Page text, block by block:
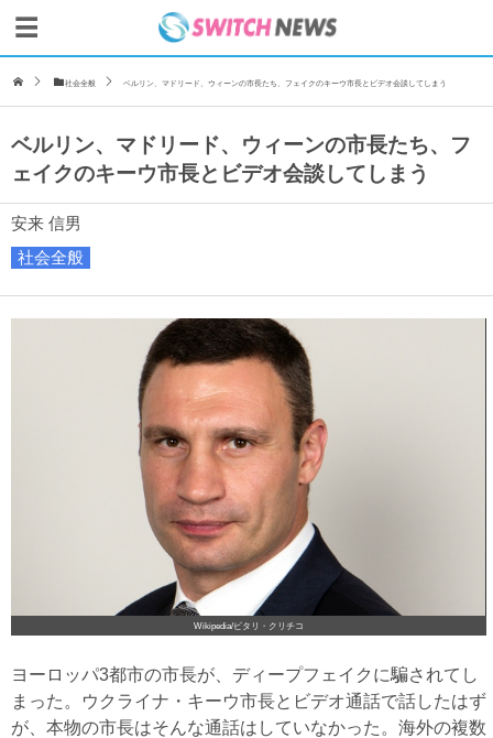
社会全般 ベルリン、マドリード、ウィーンの市長たち、フェイクのキーウ市長とビデオ会談してしまう
ベルリン、マドリード、ウィーンの市長たち、フ
ェイクのキーウ市長とビデオ会談してしまう
安来 信男
社会全般
Wikipedia/ビタリ・クリチコ
ヨーロッパ3都市の市長が、ディープフェイクに騙されてし
まった。ウクライナ・キーウ市長とビデオ通話で話したはず
が、本物の市長はそんな通話はしていなかった。海外の複数